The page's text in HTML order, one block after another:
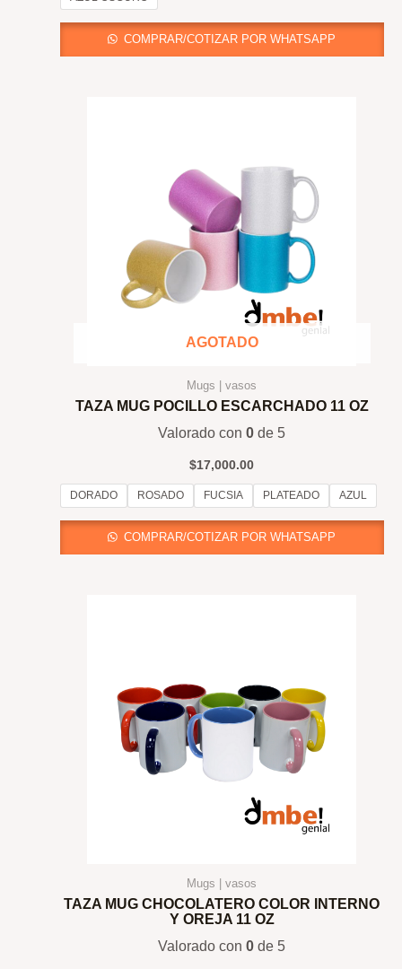
COMPRAR/COTIZAR POR WHATSAPP
AGOTADO
Mugs | vasos
TAZA MUG POCILLO ESCARCHADO 11 OZ
Valorado con0 de 5
$17,000.00
DORADO ROSADO FUCSIA PLATEADO AZUL
COMPRAR/COTIZAR POR WHATSAPP
Mugs | vasos
TAZA MUG CHOCOLATERO COLOR INTERNO
Y OREJA 11 OZ
Valorado con0 de 5